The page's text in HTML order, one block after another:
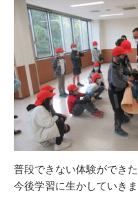
普段できない体験ができ
今後学習に生かしていきま